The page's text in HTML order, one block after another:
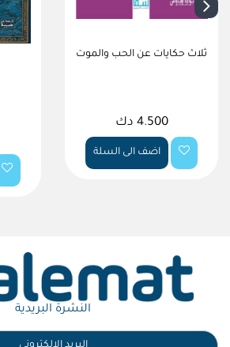
ثلاث حكايات عن الحب والموت
4.500 دك
اضف الى السلة
النشرة البريدية